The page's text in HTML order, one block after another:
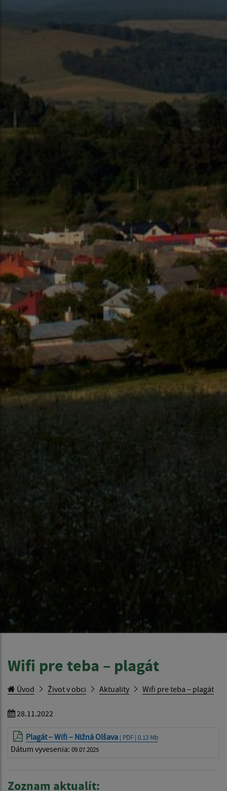
Wifi pre teba – plagát
Úvod Život v obci Aktuality Wifi pre teba – plagát
28.11.2022
Plagát – Wifi – Nižná Olšava | PDF | 0.13 Mb
Dátum vyvesenia: 09.07.2025
Zoznam aktualít: